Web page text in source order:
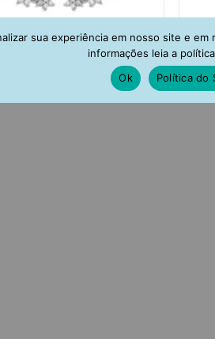
De Florzinhas Zirconias
Ear
sua experiência em nosso site e
informações leia a
Ok
Política do